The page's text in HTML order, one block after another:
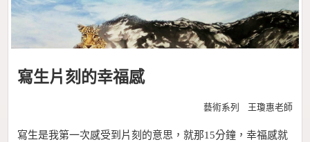
寫生片刻的幸福感
藝術系列 王瓊惠老師
寫生是我第一次感受到片刻的意思，就那15分鐘，幸福感就